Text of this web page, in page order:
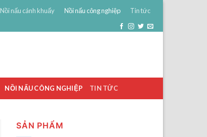
Nồi nấu cánh khuấy Nồi nấu công nghiệp Tin tức
NỒI NẤU CÔNG NGHIỆP TIN TỨC
SẢN PHẨM